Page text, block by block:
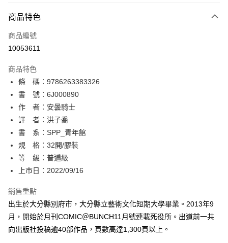
信用卡一次付款
超商取貨付款
相關說明
【關於「AFTEE先享後付」】
AFTEE先享後付是「在收到商品之後才付款」的支付方式。 讓您購物簡單
便利好安心！
１．簡單：不需註冊會員、不需綁卡、不需儲值。
２．便利：只要手機號碼，簡訊認證，即可結帳。
３．安心：先確認商品／服務後，再付款。
【「AFTEE先享後付」結帳流程】
１．於結帳方式選擇「AFTEE先享後付」後，將跳轉至「AFTEE先享後付」
結帳頁面，進行簡訊認證並確認金額後，即可完成結帳。
２．訂單成立數日內，您將收到繳費通知簡訊。
ATM／網路銀行／等多元方式進行付款，方視為交易完成。
※ 請注意：結帳手續完成當下不需立刻繳費，但若您需要取消訂單，請聯絡
購買商品的店家。未經商家同意取消之訂單仍視為有效，需透過AFTEE先享
後付繳納相關費用。
※ 交易是否成功請以「AFTEE先享後付 」之結帳頁面顯示為準，若有關於
ATM付款
運送方式
全家取貨付款
每筆NT$80，滿NT$500(含以上)免運費
付款後全家取貨
每筆NT$80，滿NT$500(含以上)免運費
付款後萊爾富取貨
商品特色
商品編號
10053611
商品特色
條 碼：9786263383326
書 號：6J000890
作 者：安曇騎士
譯 者：洪子喬
書 系：SPP_青年館
規 格：32開/膠裝
等 級：普遍級
上市日：2022/09/16
銷售重點
出生於大分縣別府市，大分縣立藝術文化短期大學畢業。2013年9
月，開始於月刊COMIC＠BUNCH11月號連載死役所。出道前一共
向出版社投稿逾40部作品，頁數高達1,300頁以上。